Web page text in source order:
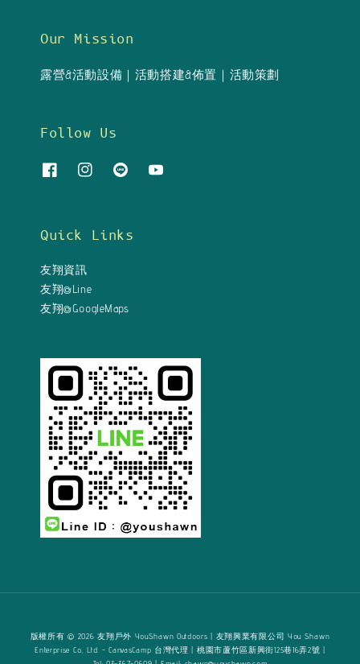
Our Mission
露營&活動設備｜活動搭建&佈置｜活動策劃
Follow Us
Quick Links
友翔資訊
友翔@Line
友翔@GoogleMaps
版權所有 © 2026 友翔戶外 YouShawn Outdoors | 友翔興業有限公司 You Shawn
Enterprise Co., Ltd. - CanvasCamp 台灣代理 | 桃園市蘆竹區新興街125巷16弄2號 |